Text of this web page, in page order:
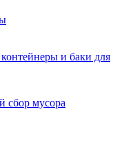
и баки для
сбор мусора